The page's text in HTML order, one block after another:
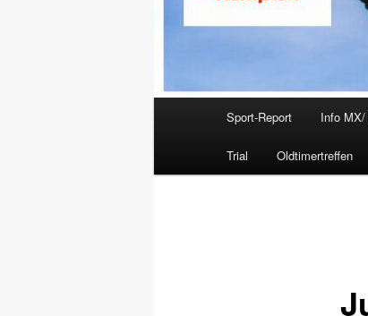
Sport-Report Info
Trial Oldtimertreffen